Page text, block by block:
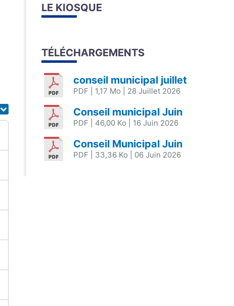
LE KIOSQUE
TÉLÉCHARGEMENTS
conseil municipal juillet
PDF | 1,17 Mo | 28 Juillet 2026
Conseil municipal Juin
PDF | 46,00 Ko | 16 Juin 2026
Conseil Municipal Juin
PDF | 33,36 Ko | 06 Juin 2026